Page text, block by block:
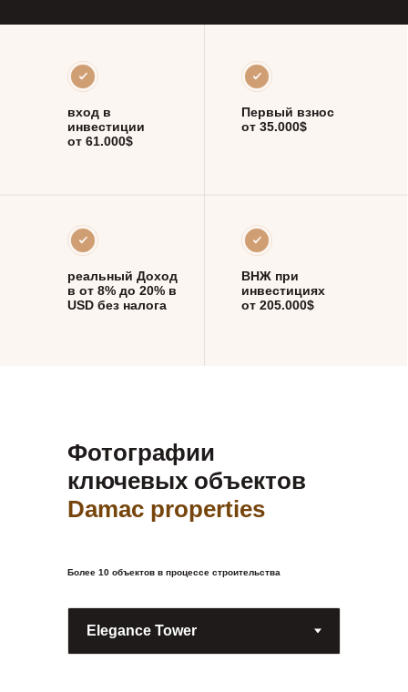
вход в
инвестиции
от 61.000$
реальный Доход
в от 8% до 20% в
USD без налога
ВНЖ при
инвестициях
от 205.000$
Первый взнос
от 35.000$
Фотографии
ключевых объектов
Damac properties
Более 10 объектов в процессе строительства